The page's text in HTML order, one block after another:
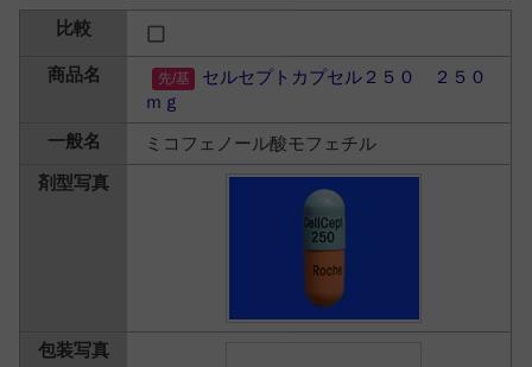
セルセプトカプセル２５０ ２５０
ｍｇ
ミコフェノール酸モフェチル